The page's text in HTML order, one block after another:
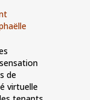
de
virtuelle